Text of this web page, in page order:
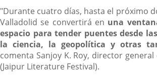
"Durante cuatro días, hasta el próximo
Valladolid se convertirá en una
espacio para tender puentes desde
la ciencia, la geopolítica y otras
comenta Sanjoy K. Roy, director
(Jaipur Literature Festival).